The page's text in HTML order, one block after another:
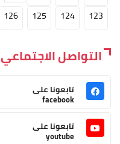
123
124
125
126
التواصل الاجتماعي
تابعونا على
facebook
تابعونا على
youtube